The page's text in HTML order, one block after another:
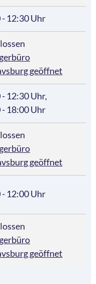
12:30 Uhr
geöffnet
12:30 Uhr,
- 18:00 Uhr
geöffnet
12:00 Uhr
geöffnet